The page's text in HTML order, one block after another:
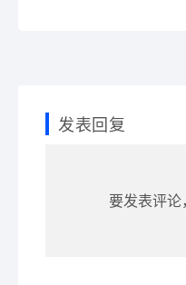
发表回复
要发表评